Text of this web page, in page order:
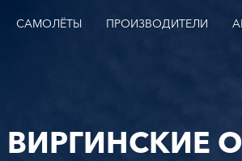
САМОЛЁТЫ ПРОИЗВОДИТЕЛИ